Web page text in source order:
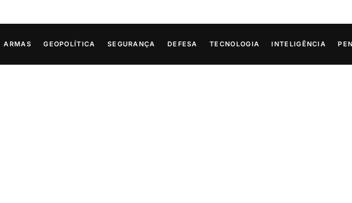
ARMAS GEOPOLÍTICA SEGURANÇA DEFESA TECNOLOGIA INTELIGÊNCIA